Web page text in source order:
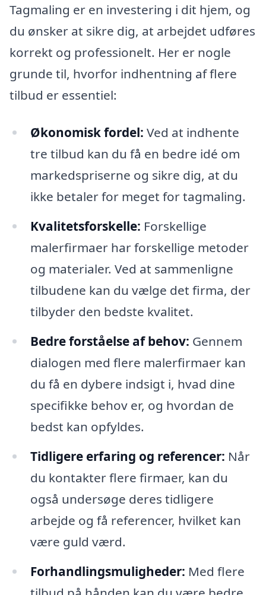
Tagmaling er en investering i dit hjem, og
du ønsker at sikre dig, at arbejdet udføres
korrekt og professionelt. Her er nogle
grunde til, hvorfor indhentning af flere
tilbud er essentiel:
Økonomisk fordel: Ved at indhente
tre tilbud kan du få en bedre idé om
markedspriserne og sikre dig, at du
ikke betaler for meget for tagmaling.
Kvalitetsforskelle: Forskellige
malerfirmaer har forskellige metoder
og materialer. Ved at sammenligne
tilbudene kan du vælge det firma, der
tilbyder den bedste kvalitet.
Bedre forståelse af behov: Gennem
dialogen med flere malerfirmaer kan
du få en dybere indsigt i, hvad dine
specifikke behov er, og hvordan de
bedst kan opfyldes.
Tidligere erfaring og referencer: Når
du kontakter flere firmaer, kan du
også undersøge deres tidligere
arbejde og få referencer, hvilket kan
være guld værd.
Forhandlingsmuligheder: Med flere